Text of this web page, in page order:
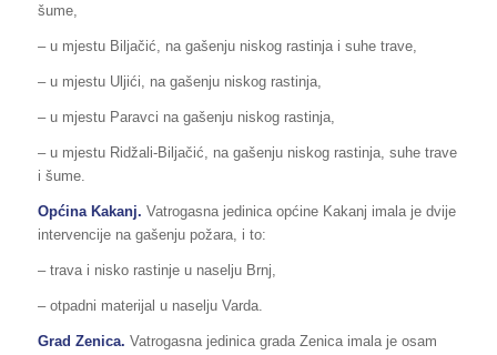
šume,
– u mjestu Biljačić, na gašenju niskog rastinja i suhe trave,
– u mjestu Uljići, na gašenju niskog rastinja,
– u mjestu Paravci na gašenju niskog rastinja,
– u mjestu Ridžali-Biljačić, na gašenju niskog rastinja, suhe trave
i šume.
Općina Kakanj. Vatrogasna jedinica općine Kakanj imala je dvije
intervencije na gašenju požara, i to:
– trava i nisko rastinje u naselju Brnj,
– otpadni materijal u naselju Varda.
Grad Zenica. Vatrogasna jedinica grada Zenica imala je osam